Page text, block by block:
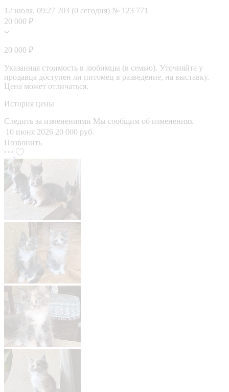
12 июля, 09:27 203 (0 сегодня) № 123 771
20 000 ₽
20 000 ₽
Указанная стоимость в любимцы (в семью). Уточняйте у
продавца доступен ли питомец в разведение, на выставку.
Цена может отличаться.
История цены
Следить за изменениями Мы сообщим об изменениях
10 июня 2026 20 000 руб.
Позвонить